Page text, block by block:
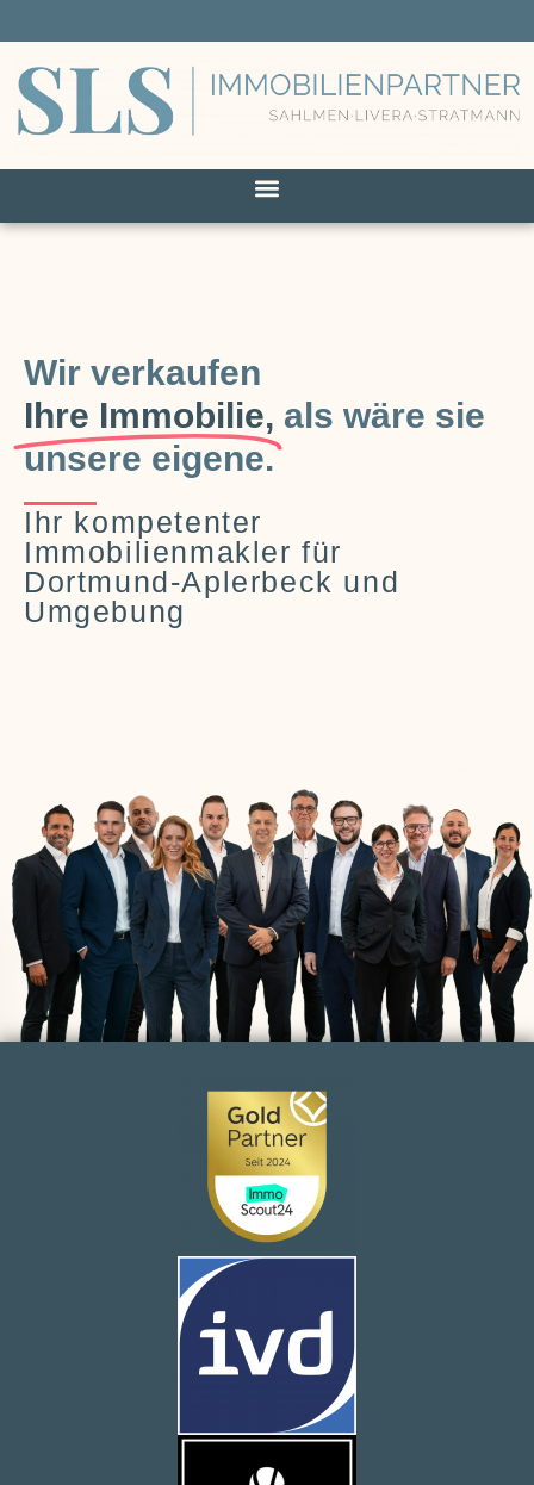
Wir verkaufen
Ihre Immobilie, als wäre sie
unsere eigene.
Ihr kompetenter
Immobilienmakler für
Dortmund‑Aplerbeck und
Umgebung